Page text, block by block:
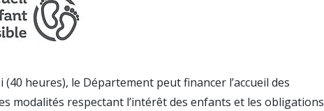
heures), le Département peut financer l’accueil des
modalités respectant l’intérêt des enfants et les obligations